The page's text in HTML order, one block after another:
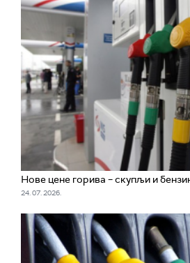
Нове цене горива – скупљи и
24. 07. 2026.